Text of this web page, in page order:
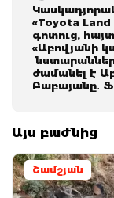
«Toyota Land
գոտուց,
«Աբովյանի
ժամանել է
Բաբայանը․
Այս բաժնից
Շամշյան